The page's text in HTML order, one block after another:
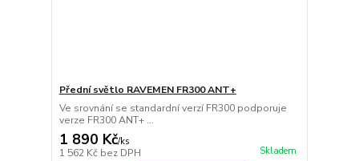
Přední světlo RAVEMEN FR300 ANT+
Ve srovnání se standardní verzí FR300 podporuje
verze FR300 ANT+ ...
1 890 Kč/ks
1 562 Kč bez DPH Skladem